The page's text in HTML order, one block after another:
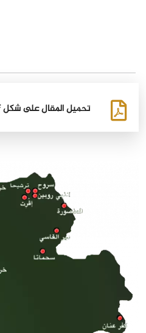
تحميل المقال على شكل PDF